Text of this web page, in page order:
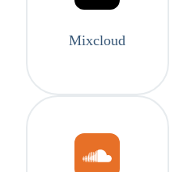
Mixcloud